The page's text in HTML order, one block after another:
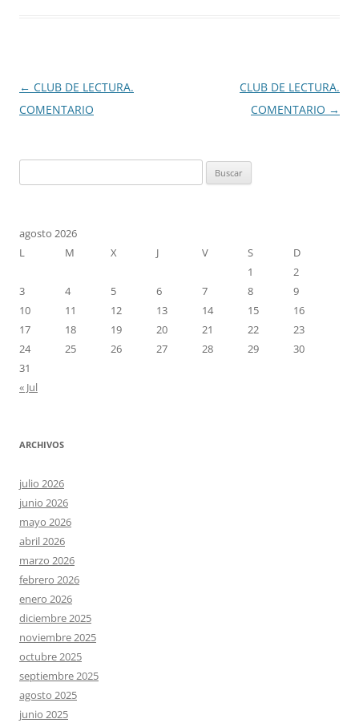
Navegación
de
← CLUB DE LECTURA.
COMENTARIO
CLUB DE LECTURA.
COMENTARIO →
agosto 2026
L
M X J V S
D
1
2
3
4 5 6 7 8
9
10
11 12 13 14 15
16
17
18 19 20 21 22
23
24
25 26 27 28 29
30
31
« Jul
ARCHIVOS
julio 2026
junio 2026
mayo 2026
abril 2026
marzo 2026
febrero 2026
enero 2026
diciembre 2025
noviembre 2025
octubre 2025
septiembre 2025
agosto 2025
junio 2025